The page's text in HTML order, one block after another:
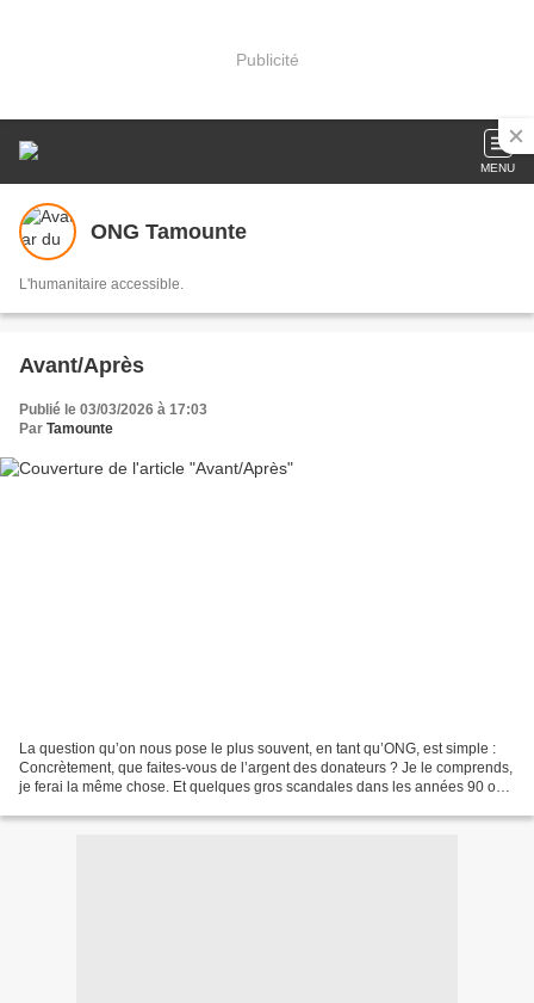
Publicité
MENU
ONG Tamounte
L'humanitaire accessible.
Avant/Après
Publié le 03/03/2026 à 17:03
Par Tamounte
La question qu’on nous pose le plus souvent, en tant qu’ONG, est simple :
Concrètement, que faites-vous de l’argent des donateurs ? Je le comprends,
je ferai la même chose. Et quelques gros scandales dans les années 90 on